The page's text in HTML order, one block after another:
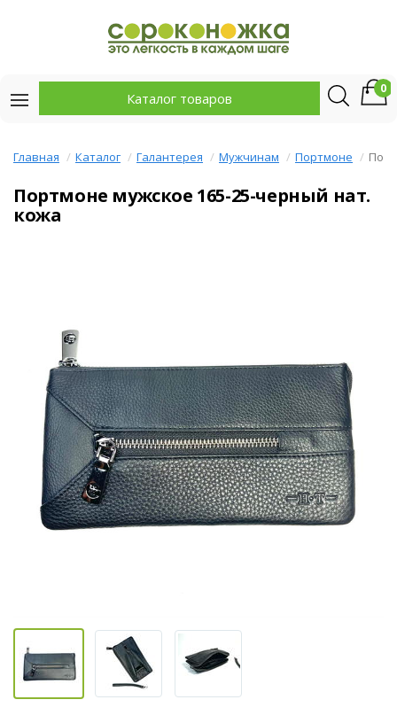
Каталог товаров
0
Главная Каталог Галантерея Мужчинам Портмоне
Портмоне мужское 165-25-черный нат.
кожа